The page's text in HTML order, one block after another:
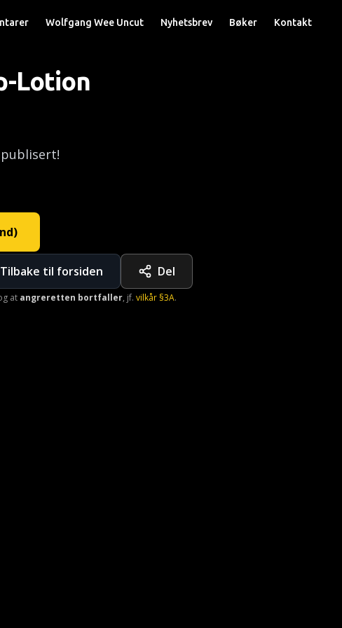
Wolfgang Wee Uncut Nyhetsbrev Bøker Kontakt
Lotion
Tilbake til forsiden Del
at angreretten bortfaller, jf. vilkår §3A.